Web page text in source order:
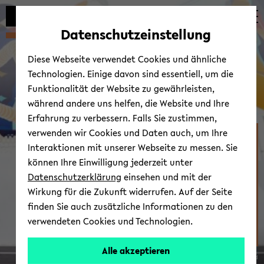
Automatische
vermeiden
zum
wechseln
zum
wechseln
zum
wechseln
Stu­di­um & Lehre
© Uni­ver­si­tät Bie­le­feld
Datenschutzeinstellung
Diese Webseite verwendet Cookies und ähnliche
Technologien. Einige davon sind essentiell, um die
Funktionalität der Website zu gewährleisten,
während andere uns helfen, die Website und Ihre
Erfahrung zu verbessern. Falls Sie zustimmen,
verwenden wir Cookies und Daten auch, um Ihre
Interaktionen mit unserer Webseite zu messen. Sie
können Ihre Einwilligung jederzeit unter
Datenschutzerklärung einsehen und mit der
Wirkung für die Zukunft widerrufen. Auf der Seite
finden Sie auch zusätzliche Informationen zu den
verwendeten Cookies und Technologien.
Alle akzeptieren